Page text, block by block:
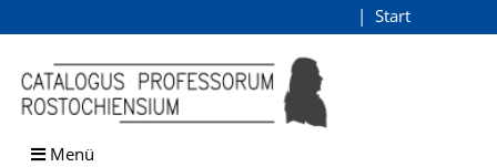
Browsen
direkt zum Inhalt
Start
Menü